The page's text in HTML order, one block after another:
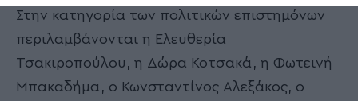
Στην κατηγορία των πολιτικών επιστημόνων
περιλαμβάνονται η Ελευθερία
Τσακιροπούλου, η Δώρα Κοτσακά, η Φωτεινή
Μπακαδήμα, ο Κωνσταντίνος Αλεξάκος, ο